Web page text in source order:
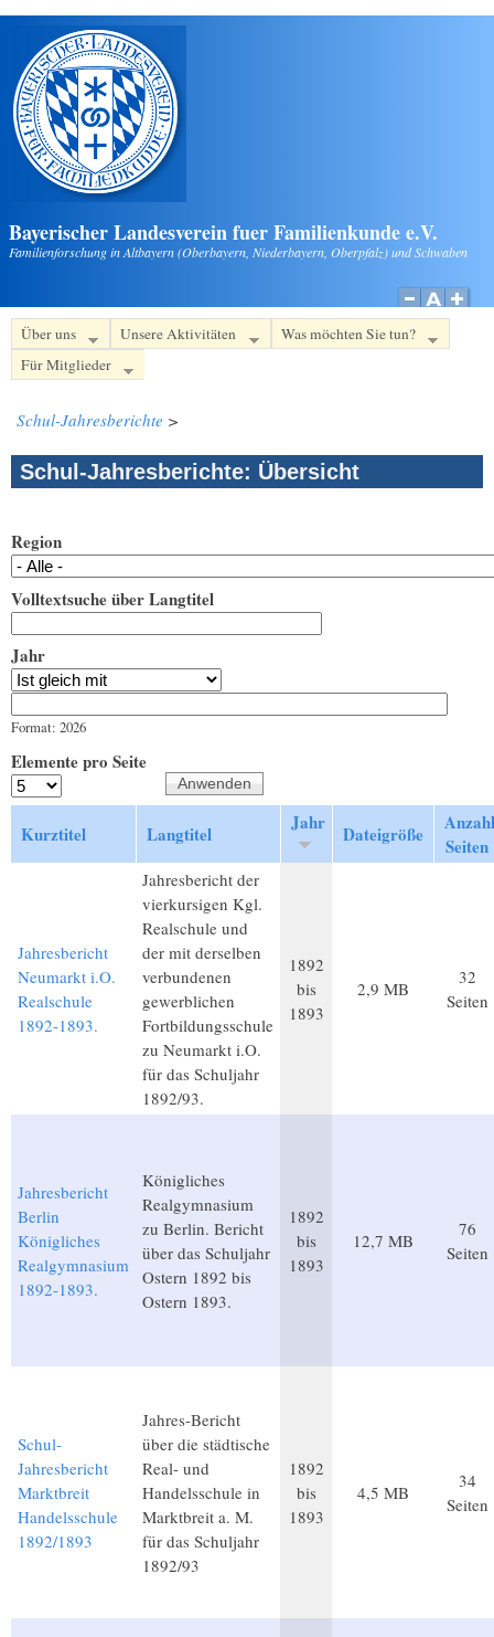
Direkt zum Inhalt
Bayerischer Landesverein fuer Familienkunde e.V.
Familienforschung in Altbayern (Oberbayern, Niederbayern, Oberpfalz) und Schwaben
Über uns Unsere Aktivitäten
Was möchten Sie tun?
Für Mitglieder
Schul-Jahresberichte >
Schul-Jahresberichte: Übersicht
Region
Volltextsuche über Langtitel
Jahr
Format: 2026
Elemente pro Seite
Kurztitel Langtitel Jahr Dateigröße
Anzahl
Seiten
Jahresbericht
Neumarkt i.O.
Realschule
1892-1893.
Jahresbericht der
vierkursigen Kgl.
Realschule und
der mit derselben
verbundenen
gewerblichen
Fortbildungsschule
zu Neumarkt i.O.
für das Schuljahr
1892/93.
1892
bis
1893
2,9 MB
32
Seiten
Jahresbericht
Berlin
Königliches
Realgymnasium
1892-1893.
Königliches
Realgymnasium
zu Berlin. Bericht
über das Schuljahr
Ostern 1892 bis
Ostern 1893.
1892
bis
1893
12,7 MB
76
Seiten
Schul-
Jahresbericht
Marktbreit
Handelsschule
1892/1893
Jahres-Bericht
über die städtische
Real- und
Handelsschule in
Marktbreit a. M.
für das Schuljahr
1892/93
1892
bis
1893
4,5 MB
34
Seiten